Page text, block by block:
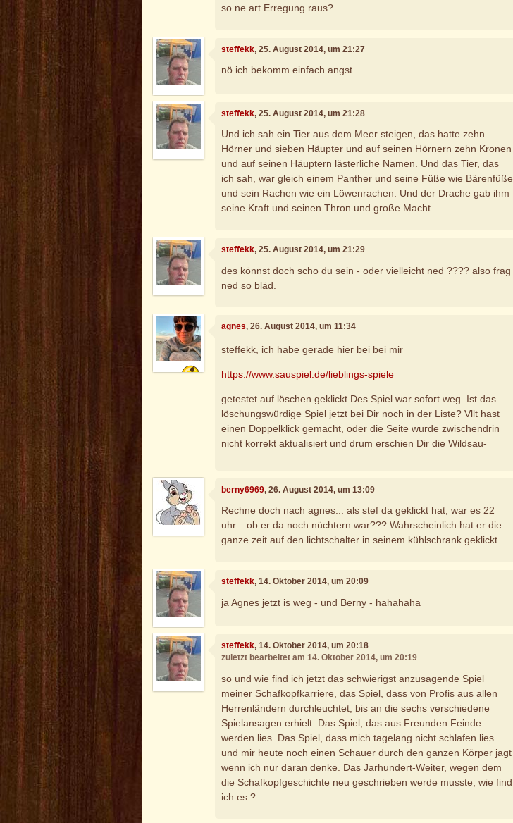
so ne art Erregung raus?
steffekk, 25. August 2014, um 21:27
nö ich bekomm einfach angst
steffekk, 25. August 2014, um 21:28
Und ich sah ein Tier aus dem Meer steigen, das hatte zehn
Hörner und sieben Häupter und auf seinen Hörnern zehn Kronen
und auf seinen Häuptern lästerliche Namen. Und das Tier, das
ich sah, war gleich einem Panther und seine Füße wie Bärenfüße
und sein Rachen wie ein Löwenrachen. Und der Drache gab ihm
seine Kraft und seinen Thron und große Macht.
steffekk, 25. August 2014, um 21:29
des könnst doch scho du sein - oder vielleicht ned ???? also frag
ned so bläd.
agnes, 26. August 2014, um 11:34
steffekk, ich habe gerade hier bei bei mir
https://www.sauspiel.de/lieblings-spiele
getestet auf löschen geklickt Des Spiel war sofort weg. Ist das
löschungswürdige Spiel jetzt bei Dir noch in der Liste? Vllt hast
einen Doppelklick gemacht, oder die Seite wurde zwischendrin
nicht korrekt aktualisiert und drum erschien Dir die Wildsau-
berny6969, 26. August 2014, um 13:09
Rechne doch nach agnes... als stef da geklickt hat, war es 22
uhr... ob er da noch nüchtern war??? Wahrscheinlich hat er die
ganze zeit auf den lichtschalter in seinem kühlschrank geklickt...
steffekk, 14. Oktober 2014, um 20:09
ja Agnes jetzt is weg - und Berny - hahahaha
steffekk, 14. Oktober 2014, um 20:18
zuletzt bearbeitet am 14. Oktober 2014, um 20:19
so und wie find ich jetzt das schwierigst anzusagende Spiel
meiner Schafkopfkarriere, das Spiel, dass von Profis aus allen
Herrenländern durchleuchtet, bis an die sechs verschiedene
Spielansagen erhielt. Das Spiel, das aus Freunden Feinde
werden lies. Das Spiel, dass mich tagelang nicht schlafen lies
und mir heute noch einen Schauer durch den ganzen Körper jagt
wenn ich nur daran denke. Das Jarhundert-Weiter, wegen dem
die Schafkopfgeschichte neu geschrieben werde musste, wie find
ich es ?